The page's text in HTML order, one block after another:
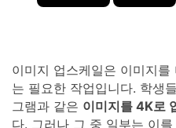
이미지 업스케일은 이미지
는 필요한 작업입니다. 학생
그램과 같은 이미지를 4K로
다. 그러나 그 중 일부는 이